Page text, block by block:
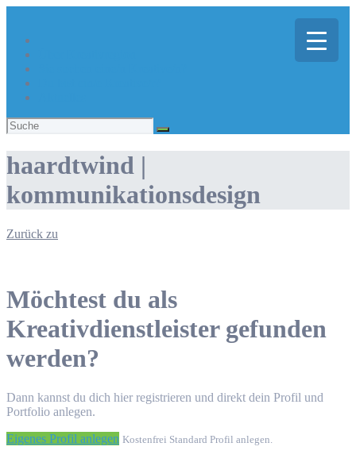
Suchen
nach:
haardtwind |
kommunikationsdesign
Zurück zu
Möchtest du als
Kreativdienstleister gefunden
werden?
Dann kannst du dich hier registrieren und direkt dein Profil und
Portfolio anlegen.
Eigenes Profil anlegen Kostenfrei Standard Profil anlegen.